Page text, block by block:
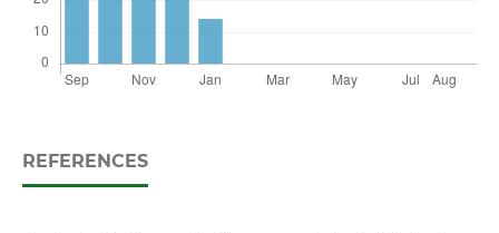
REFERENCES